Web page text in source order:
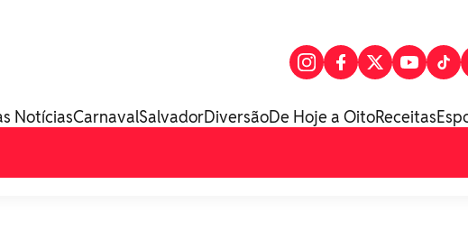
NotíciasCarnavalSalvadorDiversãoDe Hoje a OitoReceitas